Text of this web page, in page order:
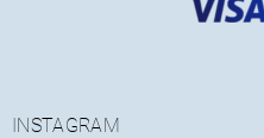
INSTAGRAM